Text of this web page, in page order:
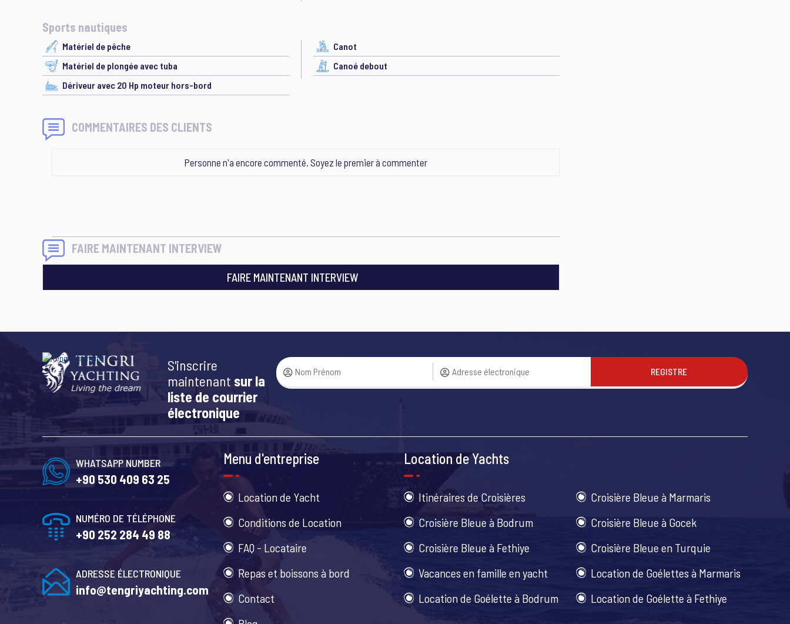
Sports nautiques
Matériel de pêche
Canot
Matériel de plongée avec tuba
Canoé debout
Dériveur avec 20 Hp moteur hors-bord
COMMENTAIRES DES CLIENTS
Personne n'a encore commenté. Soyez le premier à commenter
FAIRE MAINTENANT INTERVIEW
FAIRE MAINTENANT INTERVIEW
S'inscrire
maintenant sur la
liste de courrier
électronique
REGISTRE
WHATSAPP NUMBER
+90 530 409 63 25
NUMÉRO DE TÉLÉPHONE
+90 252 284 49 88
ADRESSE ÉLECTRONIQUE
info@tengriyachting.com
Menu d'entreprise
Location de Yacht
Conditions de Location
FAQ - Locataire
Repas et boissons à bord
Contact
Location de Yachts
Itinéraires de Croisières
Croisière Bleue à Marmaris
Croisière Bleue à Bodrum
Croisière Bleue à Gocek
Croisière Bleue à Fethiye
Croisière Bleue en Turquie
Vacances en famille en yacht
Location de Goélettes à Marmaris
Location de Goélette à Bodrum
Location de Goélette à Fethiye